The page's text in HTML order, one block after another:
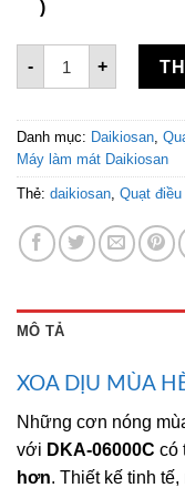
)
-
Máy làm mát
+
Danh mục: Daikiosan
Máy làm mát Daikiosan
Thẻ: daikiosan Quạt điều
MÔ TẢ
XOA DỊU MÙA
Những cơn nóng
với DKA-06000C có
hơn. Thiết kế tinh